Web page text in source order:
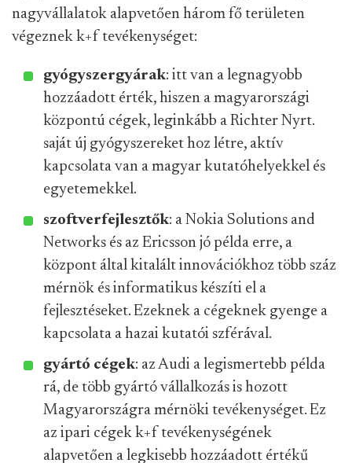
nagyvállalatok alapvetően három fő területen
végeznek k+f tevékenységet:
gyógyszergyárak: itt van a legnagyobb
hozzáadott érték, hiszen a magyarországi
központú cégek, leginkább a Richter Nyrt.
saját új gyógyszereket hoz létre, aktív
kapcsolata van a magyar kutatóhelyekkel és
egyetemekkel.
szoftverfejlesztők: a Nokia Solutions and
Networks és az Ericsson jó példa erre, a
központ által kitalált innovációkhoz több száz
mérnök és informatikus készíti el a
fejlesztéseket. Ezeknek a cégeknek gyenge a
kapcsolata a hazai kutatói szférával.
gyártó cégek: az Audi a legismertebb példa
rá, de több gyártó vállalkozás is hozott
Magyarországra mérnöki tevékenységet. Ez
az ipari cégek k+f tevékenységének
alapvetően a legkisebb hozzáadott értékű